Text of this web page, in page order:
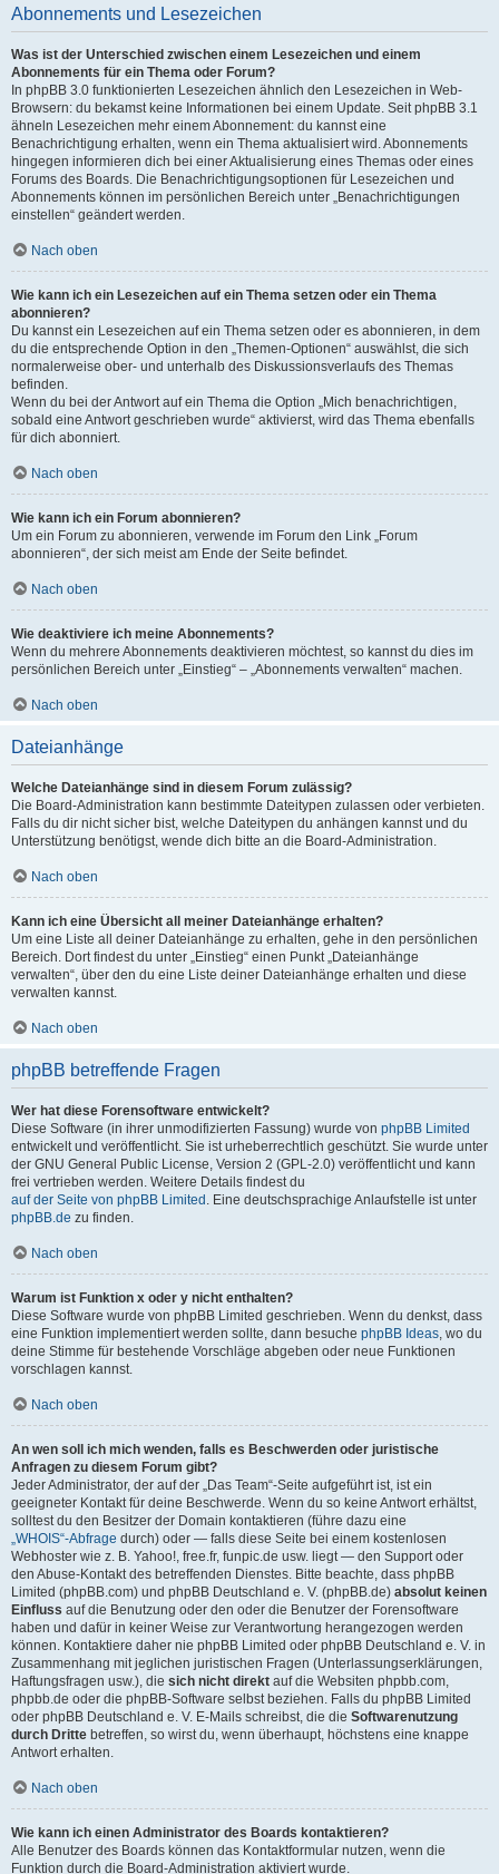
Abonnements und Lesezeichen
Was ist der Unterschied zwischen einem Lesezeichen und einem
Abonnements für ein Thema oder Forum?
In phpBB 3.0 funktionierten Lesezeichen ähnlich den Lesezeichen in Web-
Browsern: du bekamst keine Informationen bei einem Update. Seit phpBB 3.1
ähneln Lesezeichen mehr einem Abonnement: du kannst eine
Benachrichtigung erhalten, wenn ein Thema aktualisiert wird. Abonnements
hingegen informieren dich bei einer Aktualisierung eines Themas oder eines
Forums des Boards. Die Benachrichtigungsoptionen für Lesezeichen und
Abonnements können im persönlichen Bereich unter „Benachrichtigungen
einstellen“ geändert werden.
Nach oben
Wie kann ich ein Lesezeichen auf ein Thema setzen oder ein Thema
abonnieren?
Du kannst ein Lesezeichen auf ein Thema setzen oder es abonnieren, in dem
du die entsprechende Option in den „Themen-Optionen“ auswählst, die sich
normalerweise ober- und unterhalb des Diskussionsverlaufs des Themas
befinden.
Wenn du bei der Antwort auf ein Thema die Option „Mich benachrichtigen,
sobald eine Antwort geschrieben wurde“ aktivierst, wird das Thema ebenfalls
für dich abonniert.
Nach oben
Wie kann ich ein Forum abonnieren?
Um ein Forum zu abonnieren, verwende im Forum den Link „Forum
abonnieren“, der sich meist am Ende der Seite befindet.
Nach oben
Wie deaktiviere ich meine Abonnements?
Wenn du mehrere Abonnements deaktivieren möchtest, so kannst du dies im
persönlichen Bereich unter „Einstieg“ – „Abonnements verwalten“ machen.
Nach oben
Dateianhänge
Welche Dateianhänge sind in diesem Forum zulässig?
Die Board-Administration kann bestimmte Dateitypen zulassen oder verbieten.
Falls du dir nicht sicher bist, welche Dateitypen du anhängen kannst und du
Unterstützung benötigst, wende dich bitte an die Board-Administration.
Nach oben
Kann ich eine Übersicht all meiner Dateianhänge erhalten?
Um eine Liste all deiner Dateianhänge zu erhalten, gehe in den persönlichen
Bereich. Dort findest du unter „Einstieg“ einen Punkt „Dateianhänge
verwalten“, über den du eine Liste deiner Dateianhänge erhalten und diese
verwalten kannst.
Nach oben
phpBB betreffende Fragen
Wer hat diese Forensoftware entwickelt?
Diese Software (in ihrer unmodifizierten Fassung) wurde von phpBB Limited
entwickelt und veröffentlicht. Sie ist urheberrechtlich geschützt. Sie wurde unter
der GNU General Public License, Version 2 (GPL-2.0) veröffentlicht und kann
frei vertrieben werden. Weitere Details findest du
auf der Seite von phpBB Limited . Eine deutschsprachige Anlaufstelle ist unter
phpBB.de zu finden.
Nach oben
Warum ist Funktion x oder y nicht enthalten?
Diese Software wurde von phpBB Limited geschrieben. Wenn du denkst, dass
eine Funktion implementiert werden sollte, dann besuche phpBB Ideas, wo du
deine Stimme für bestehende Vorschläge abgeben oder neue Funktionen
vorschlagen kannst.
Nach oben
An wen soll ich mich wenden, falls es Beschwerden oder juristische
Anfragen zu diesem Forum gibt?
Jeder Administrator, der auf der „Das Team“-Seite aufgeführt ist, ist ein
geeigneter Kontakt für deine Beschwerde. Wenn du so keine Antwort erhältst,
solltest du den Besitzer der Domain kontaktieren (führe dazu eine
„WHOIS“-Abfrage durch) oder — falls diese Seite bei einem kostenlosen
Webhoster wie z. B. Yahoo!, free.fr, funpic.de usw. liegt — den Support oder
den Abuse-Kontakt des betreffenden Dienstes. Bitte beachte, dass phpBB
Limited (phpBB.com) und phpBB Deutschland e. V. (phpBB.de) absolut keinen
Einfluss auf die Benutzung oder den oder die Benutzer der Forensoftware
haben und dafür in keiner Weise zur Verantwortung herangezogen werden
können. Kontaktiere daher nie phpBB Limited oder phpBB Deutschland e. V. in
Zusammenhang mit jeglichen juristischen Fragen (Unterlassungserklärungen,
Haftungsfragen usw.), die sich nicht direkt auf die Websiten phpbb.com,
phpbb.de oder die phpBB-Software selbst beziehen. Falls du phpBB Limited
oder phpBB Deutschland e. V. E-Mails schreibst, die die Softwarenutzung
durch Dritte betreffen, so wirst du, wenn überhaupt, höchstens eine knappe
Antwort erhalten.
Nach oben
Wie kann ich einen Administrator des Boards kontaktieren?
Alle Benutzer des Boards können das Kontaktformular nutzen, wenn die
Funktion durch die Board-Administration aktiviert wurde.